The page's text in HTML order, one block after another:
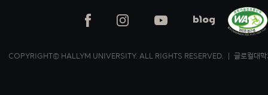
COPYRIGHT© HALLYM UNIVERSITY. ALL RIGHTS RESERVED. ｜ 글로컬대